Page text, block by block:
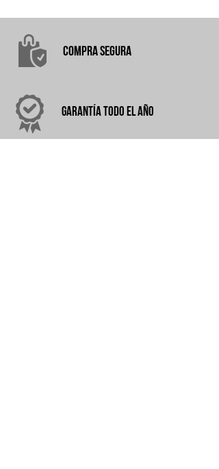
COMPRASEGURA
garantÍA TODO EL AÑO